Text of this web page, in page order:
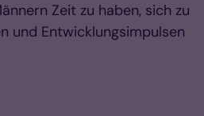
Zeit zu haben, sich zu
und Entwicklungsimpulsen